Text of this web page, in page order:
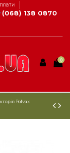
(068) 138 0870
0
Polvax